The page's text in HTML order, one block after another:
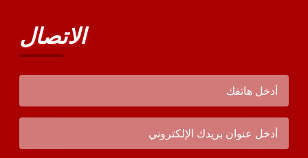
الاتصال